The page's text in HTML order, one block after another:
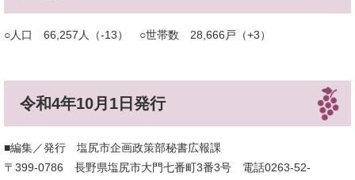
○人口 66,257人（-13） ○世帯数 28,666戸（+3）
令和4年10月1日発行
■編集／発行 塩尻市企画政策部秘書広報課
〒399-0786 長野県塩尻市大門七番町3番3号 電話0263-52-